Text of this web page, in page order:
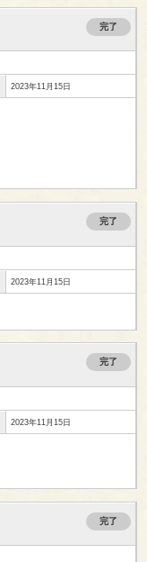
完了
2023年11月15日
完了
2023年11月15日
完了
2023年11月15日
完了